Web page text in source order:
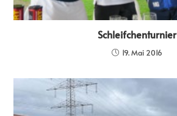
Schleifchenturnier
19. Mai 2016